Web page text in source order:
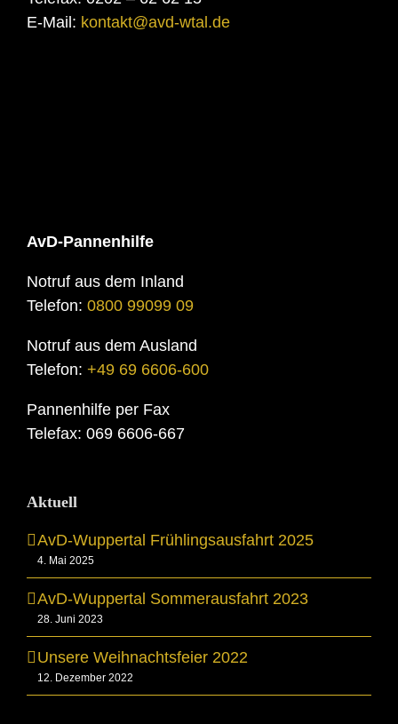
E-Mail: kontakt@avd-wtal.de
AvD-Pannenhilfe
Notruf aus dem Inland
Telefon: 0800 99099 09
Notruf aus dem Ausland
Telefon: +49 69 6606-600
Pannenhilfe per Fax
Telefax: 069 6606-667
Aktuell
AvD-Wuppertal Frühlingsausfahrt 2025
4. Mai 2025
AvD-Wuppertal Sommerausfahrt 2023
28. Juni 2023
Unsere Weihnachtsfeier 2022
12. Dezember 2022